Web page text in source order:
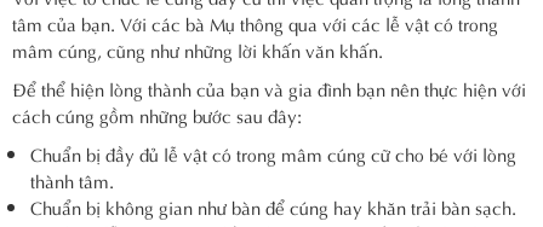
tâm của bạn. Với các bà Mụ thông qua với các lễ vật có trong
mâm cúng, cũng như những lời khấn văn khấn.
Để thể hiện lòng thành của bạn và gia đình bạn nên thực hiện với
cách cúng gồm những bước sau đây:
Chuẩn bị đầy đủ lễ vật có trong mâm cúng cữ cho bé với lòng
thành tâm.
Chuẩn bị không gian như bàn để cúng hay khăn trải bàn sạch.